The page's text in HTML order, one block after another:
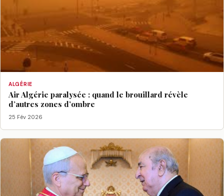
ALGÉRIE
Air Algérie paralysée : quand le brouillard révèle
d’autres zones d’ombre
25 Fév 2026